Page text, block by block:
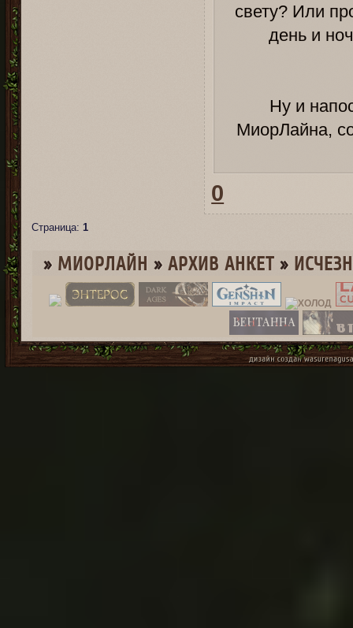
свету? Или
день и
Ну и
МиорЛайна,
0
Страница:1
» МИОРЛАЙН » ­АРХИВ АНКЕТ »